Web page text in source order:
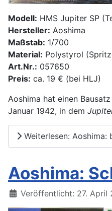
Modell: HMS Jupiter SP
Hersteller: Aoshima
Maßstab: 1/700
Material: Polystyrol
Art.Nr.: 057650
Preis: ca. 19 € (bei HLJ)
Aoshima hat einen
Januar 1942, in dem
Weiterlesen:
Aoshima:
Details
Veröffentlicht: 27. April